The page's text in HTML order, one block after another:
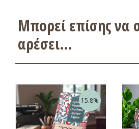
Μπορεί επίσης να
αρέσει…
15.8%